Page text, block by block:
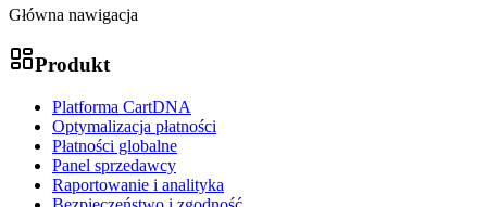
Główna nawigacja
Produkt
Platforma CartDNA
Optymalizacja płatności
Płatności globalne
Panel sprzedawcy
Raportowanie i analityka